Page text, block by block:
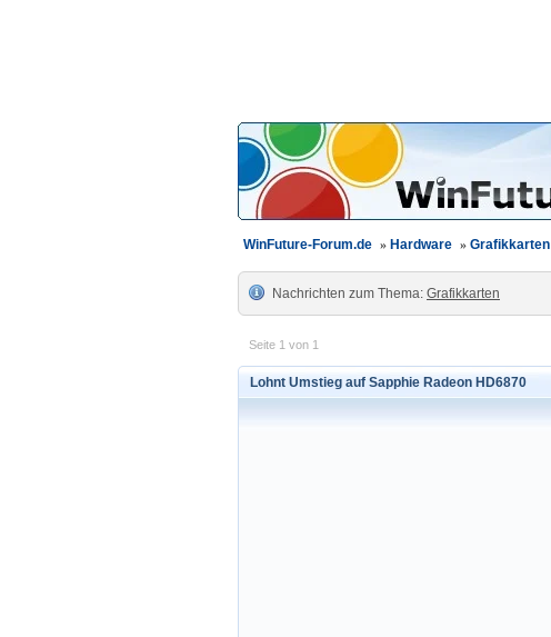
WinFuture-Forum.de » Hardware » Grafikkarten
Nachrichten zum Thema: Grafikkarten
Seite 1 von 1
Lohnt Umstieg auf Sapphie Radeon HD6870